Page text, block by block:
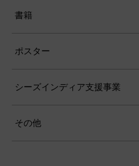
書籍
ポスター
シーズインディア支援事業
その他